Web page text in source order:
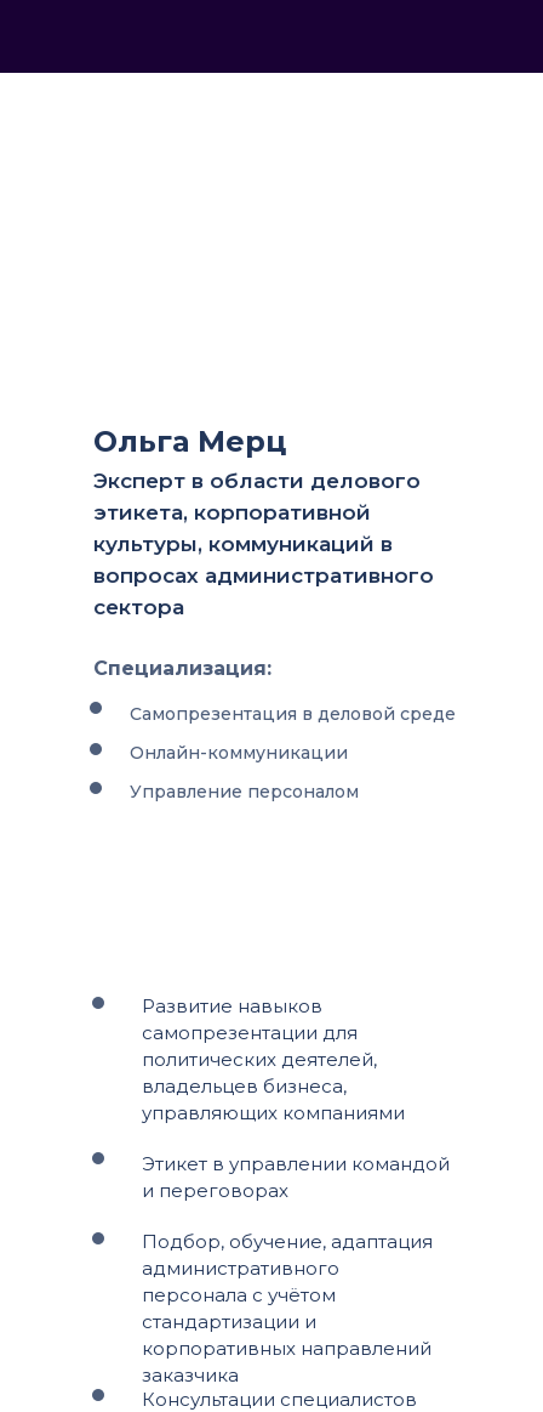
Ольга Мерц
Эксперт в области делового
этикета, корпоративной
культуры, коммуникаций в
вопросах административного
сектора
Специализация:
Самопрезентация в деловой среде
Управление персоналом
Онлайн-коммуникации
Развитие навыков
самопрезентации для
политических деятелей,
владельцев бизнеса,
управляющих компаниями
Этикет в управлении командой
и переговорах
Подбор, обучение, адаптация
административного
персонала с учётом
стандартизации и
корпоративных направлений
заказчика
Консультации специалистов